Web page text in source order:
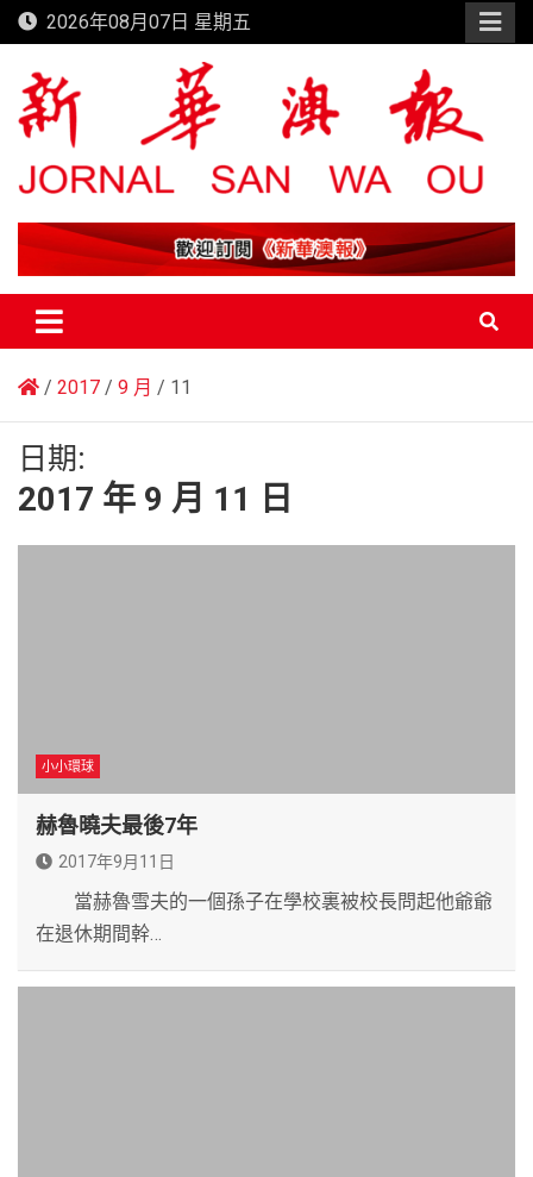
Skip
to
content
2026年08月07日 星期五
新華澳報
2017 9 月 11
日期:
2017 年 9 月 11 日
小小環球
赫魯曉夫最後7年
2017年9月11日
當赫魯雪夫的一個孫子在學校裏被校長問起他爺爺
在退休期間幹…